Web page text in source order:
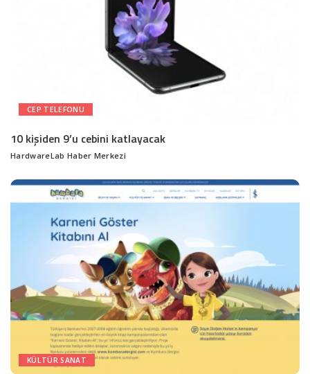
CEP TELEFONU
10 kişiden 9’u cebini katlayacak
Posted
HardwareLab Haber Merkezi
KÜLTÜR SANAT